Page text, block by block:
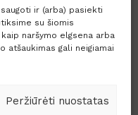
ir (arba) pasiekti
su šiomis
naršymo elgsena arba
atšaukimas gali neigiamai
Peržiūrėti nuostatas